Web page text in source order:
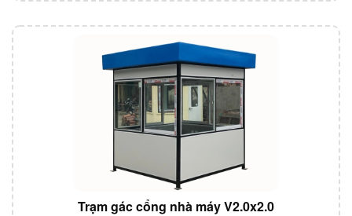
Trạm gác cổng nhà máy V2.0x2.0